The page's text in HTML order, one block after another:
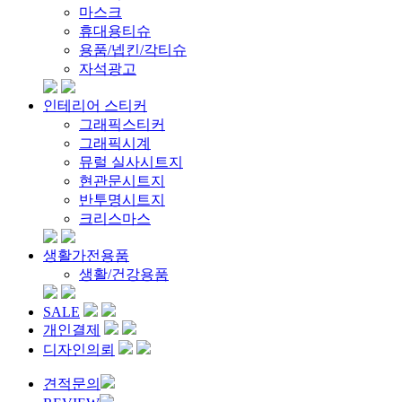
마스크
휴대용티슈
용품/넵킨/각티슈
자석광고
인테리어 스티커
그래픽스티커
그래픽시계
뮤럴 실사시트지
현관문시트지
반투명시트지
크리스마스
생활가전용품
생활/건강용품
SALE
개인결제
디자인의뢰
견적문의